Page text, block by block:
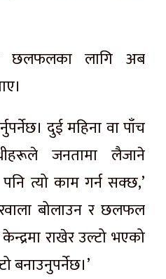
छलफलका लागि अब
दुई महिना वा पाँच
जनतामा लैजाने
त्यो काम गर्न सक्छ,’
बोलाउन र छलफल
केन्द्रमा राखेर उल्टो भएको
बनाउनुपर्नेछ।’